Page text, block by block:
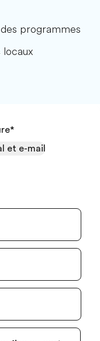
programmes
*
et e-mail